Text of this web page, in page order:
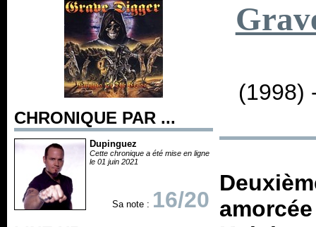
CHRONIQUE PAR ...
Dupinguez
Cette chronique a été mise en ligne
le 01 juin 2021
Sa note : 16/20
(1998)